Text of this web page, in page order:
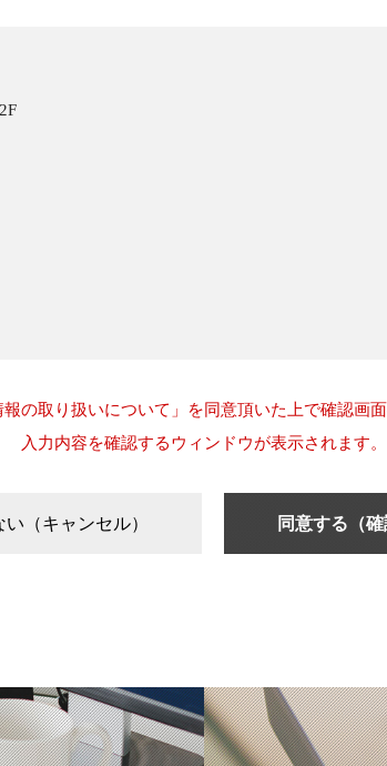
の取り扱いについて」を同意頂いた上で確認画面
入力内容を確認するウィンドウが表示されます。